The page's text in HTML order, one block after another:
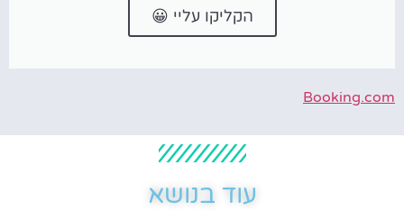
הקליקו עליי 😀
Booking.com
עוד בנושא